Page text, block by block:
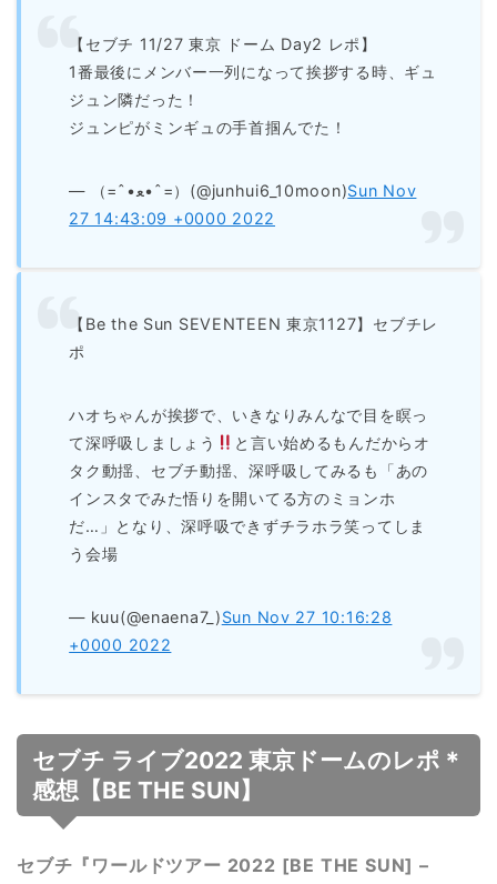
【セブチ 11/27 東京 ドーム Day2 レポ】
1番最後にメンバー一列になって挨拶する時、ギュ
ジュン隣だった！
ジュンピがミンギュの手首掴んでた！
— （=ˆ•ﻌ•ˆ=）(@junhui6_10moon)Sun Nov
27 14:43:09 +0000 2022
【Be the Sun SEVENTEEN 東京1127】セブチレ
ポ
ハオちゃんが挨拶で、いきなりみんなで目を瞑っ
て深呼吸しましょう
と言い始めるもんだからオ
タク動揺、セブチ動揺、深呼吸してみるも「あの
インスタでみた悟りを開いてる方のミョンホ
だ…」となり、深呼吸できずチラホラ笑ってしま
う会場
— kuu(@enaena7_)Sun Nov 27 10:16:28
+0000 2022
セブチ ライブ2022 東京ドームのレポ＊
感想【BE THE SUN】
セブチ『ワールドツアー 2022 [BE THE SUN] –